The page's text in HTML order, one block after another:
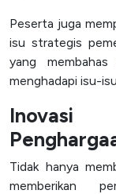
Peserta juga
isu strategis
yang
menghadapi isu-
Inovasi
Tidak hanya
memberikan